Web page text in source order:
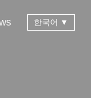
한국어 ▼